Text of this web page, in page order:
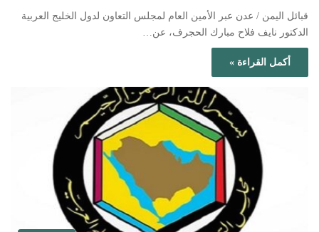
قبائل اليمن / عدن عبر الأمين العام لمجلس التعاون لدول الخليج العربية
الدكتور نايف فلاح مبارك الحجرف، عن…
أكمل القراءة »